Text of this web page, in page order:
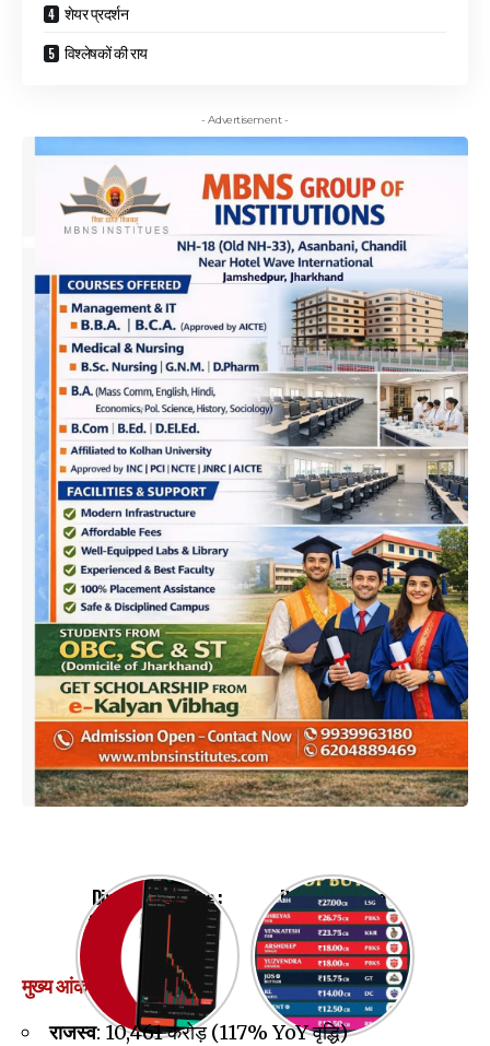
शेयर प्रदर्शन
विश्लेषकों की राय
- Advertisement -
Dixon Share Price :
डिक्सन टेक्नोलॉजीज के
शेयरों में 8.5% की
गिरावट
Presenting the
squads of all the 🔟
teams after the
end of
#TATAIPLAuction
मुख्य आंकड़े
राजस्व: ₹10,461 करोड़ (117% YoY वृद्धि)